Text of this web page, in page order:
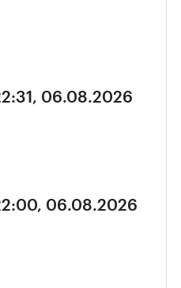
06.08.2026
06.08.2026